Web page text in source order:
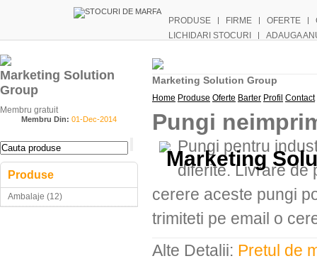
PRODUSE FIRME OFERTE
LICHIDARI STOCURI
ADAUGA
Marketing Solution
Group
Membru gratuit
Membru Din: 01-Dec-2014
Produse
Ambalaje (12)
Marketing
Marketing Solution Group
Home Produse Oferte Barter Profil Contact
Pungi
Pungi pentru
diferite. Livrare de
cerere aceste pungi
trimiteti pe email o
Alte Detalii: Pretul de